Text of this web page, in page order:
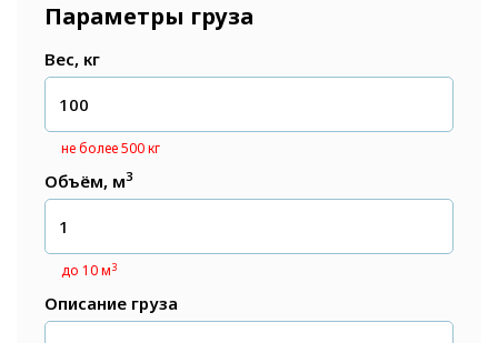
Параметры груза
Вес, кг
не более 500 кг
Объём, м3
до 10 м3
Описание груза